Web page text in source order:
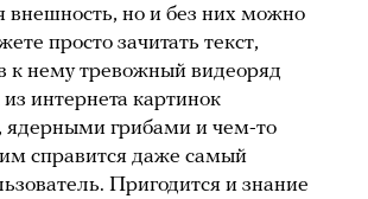
внешность, но и без них можно
просто зачитать текст,
к нему тревожный видеоряд
интернета картинок
грибами и чем-то
справится даже самый
Пригодится и знание